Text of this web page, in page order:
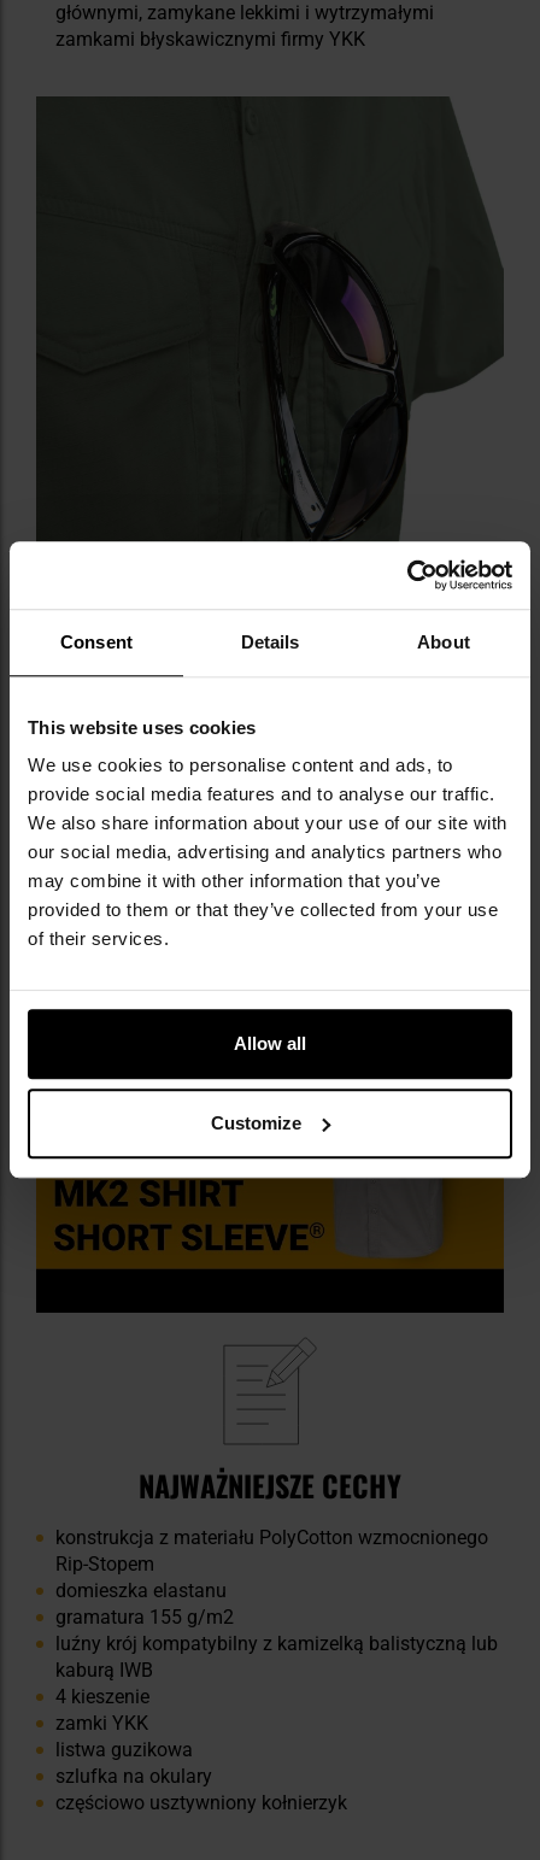
Consent Details About
This website uses cookies
We use cookies to personalise content and ads, to
provide social media features and to analyse our traffic.
We also share information about your use of our site with
our social media, advertising and analytics partners who
may combine it with other information that you’ve
provided to them or that they’ve collected from your use
of their services.
Allow all
Customize
głównymi, zamykane lekkimi i wytrzymałymi
zamkami błyskawicznymi firmy YKK
LISTWA GUZIKOWA, SZLUFKA,
USZTYWNIONY KOŁNIERZYK
Zapiecie główne stanowilistwa z guzikami, na której
szlufkę
umożliwiającą wygodne zawieszenie
okularów. Niewielkie
usztywnienie w przedniej części
zapobiega jego rolowaniu się.
NAJWAŻNIEJSZE CECHY
konstrukcja z materiału PolyCotton wzmocnionego
Rip-Stopem
domieszka elastanu
gramatura 155 g/m2
luźny krój kompatybilny z kamizelką balistyczną lub
kaburą IWB
4 kieszenie
zamki YKK
listwa guzikowa
szlufka na okulary
częściowo usztywniony kołnierzyk